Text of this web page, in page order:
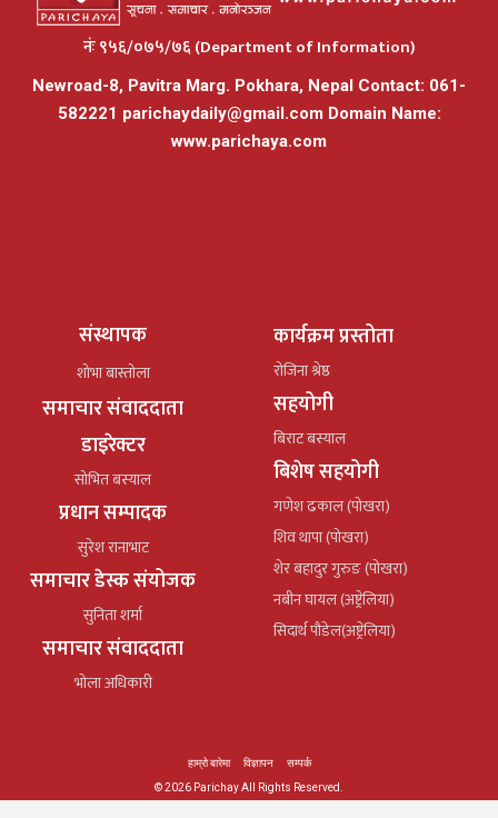
नंः ९५६/०७५/७६ (Department of Information)
Newroad-8, Pavitra Marg. Pokhara, Nepal Contact: 061-
582221 parichaydaily@gmail.comDomain Name:
www.parichaya.com
संस्थापक
शोभा बास्तोला
समाचार संवाददाता
डाइरेक्टर
सोभित बस्याल
प्रधान सम्पादक
सुरेश रानाभाट
समाचार डेस्क संयोजक
सुनिता शर्मा
समाचार संवाददाता
भोला अधिकारी
कार्यक्रम प्रस्तोता
रोजिना श्रेष्ठ
सहयोगी
बिराट बस्याल
बिशेष सहयोगी
गणेश ढकाल (पोखरा)
शिव थापा (पोखरा)
शेर बहादुर गुरुङ (पोखरा)
नबीन घायल (अष्ट्रेलिया)
सिदार्थ पौडेल(अष्ट्रेलिया)
हाम्रो बारेमा विज्ञापन
सम्पर्क
© 2026 Parichay All Rights Reserved.